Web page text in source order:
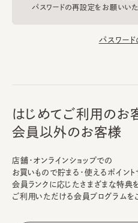
パスワードの再設定をお願いいた
パスワー
はじめてご利用のお
会員以外のお客様
店舗・オンラインショップでの
お買いもので貯まる・使えるポイント
会員ランクに応じたさまざまな特典
ご利用いただける会員プログラムを